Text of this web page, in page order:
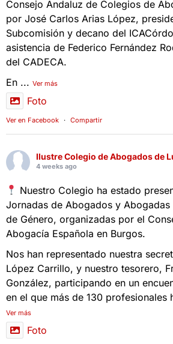
Consejo Andaluz de Colegios de
por José Carlos Arias López,
Subcomisión y decano del
asistencia de Federico Fernández
del CADECA.
En ... Ver más
Foto
Ver en Facebook · Compartir
Ilustre Colegio de Abogados de
4 weeks ago
Nuestro Colegio ha estado
Jornadas de Abogados y
de Género, organizadas por el
Abogacía Española en Burgos.
Nos han representado nuestra
López Carrillo, y nuestro tesorero,
González, participando en un
en el que más de 130 profesionales
Ver más
Foto